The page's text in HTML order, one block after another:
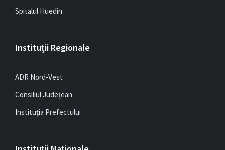
Spitalul Huedin
Instituții Regionale
ADR Nord-Vest
Consiliul Județean
Instituția Prefectului